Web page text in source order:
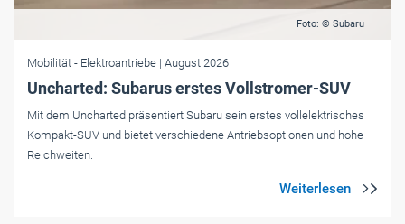
Foto: © Subaru
Mobilität - Elektroantriebe | August 2026
Uncharted: Subarus erstes Vollstromer-SUV
Mit dem Uncharted präsentiert Subaru sein erstes vollelektrisches
Kompakt-SUV und bietet verschiedene Antriebsoptionen und hohe
Reichweiten.